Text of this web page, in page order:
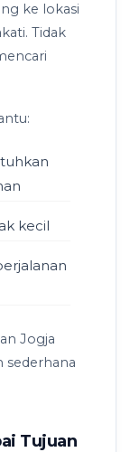
ke lokasi
Tidak
kecil
Jogja
sederhana
Tujuan